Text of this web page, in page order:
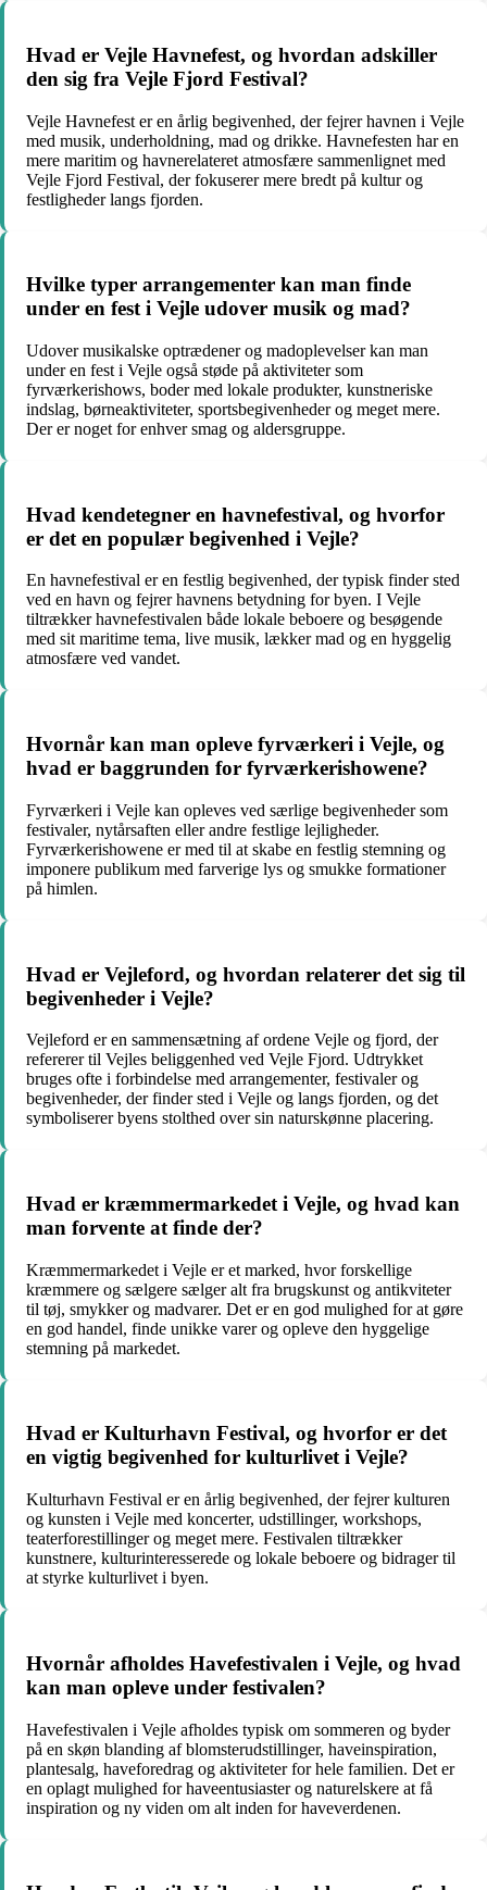
Hvad er Vejle Havnefest, og hvordan adskiller
den sig fra Vejle Fjord Festival?
Vejle Havnefest er en årlig begivenhed, der fejrer havnen i Vejle
med musik, underholdning, mad og drikke. Havnefesten har en
mere maritim og havnerelateret atmosfære sammenlignet med
Vejle Fjord Festival, der fokuserer mere bredt på kultur og
festligheder langs fjorden.
Hvilke typer arrangementer kan man finde
under en fest i Vejle udover musik og mad?
Udover musikalske optrædener og madoplevelser kan man
under en fest i Vejle også støde på aktiviteter som
fyrværkerishows, boder med lokale produkter, kunstneriske
indslag, børneaktiviteter, sportsbegivenheder og meget mere.
Der er noget for enhver smag og aldersgruppe.
Hvad kendetegner en havnefestival, og hvorfor
er det en populær begivenhed i Vejle?
En havnefestival er en festlig begivenhed, der typisk finder sted
ved en havn og fejrer havnens betydning for byen. I Vejle
tiltrækker havnefestivalen både lokale beboere og besøgende
med sit maritime tema, live musik, lækker mad og en hyggelig
atmosfære ved vandet.
Hvornår kan man opleve fyrværkeri i Vejle, og
hvad er baggrunden for fyrværkerishowene?
Fyrværkeri i Vejle kan opleves ved særlige begivenheder som
festivaler, nytårsaften eller andre festlige lejligheder.
Fyrværkerishowene er med til at skabe en festlig stemning og
imponere publikum med farverige lys og smukke formationer
på himlen.
Hvad er Vejleford, og hvordan relaterer det sig til
begivenheder i Vejle?
Vejleford er en sammensætning af ordene Vejle og fjord, der
refererer til Vejles beliggenhed ved Vejle Fjord. Udtrykket
bruges ofte i forbindelse med arrangementer, festivaler og
begivenheder, der finder sted i Vejle og langs fjorden, og det
symboliserer byens stolthed over sin naturskønne placering.
Hvad er kræmmermarkedet i Vejle, og hvad kan
man forvente at finde der?
Kræmmermarkedet i Vejle er et marked, hvor forskellige
kræmmere og sælgere sælger alt fra brugskunst og antikviteter
til tøj, smykker og madvarer. Det er en god mulighed for at gøre
en god handel, finde unikke varer og opleve den hyggelige
stemning på markedet.
Hvad er Kulturhavn Festival, og hvorfor er det
en vigtig begivenhed for kulturlivet i Vejle?
Kulturhavn Festival er en årlig begivenhed, der fejrer kulturen
og kunsten i Vejle med koncerter, udstillinger, workshops,
teaterforestillinger og meget mere. Festivalen tiltrækker
kunstnere, kulturinteresserede og lokale beboere og bidrager til
at styrke kulturlivet i byen.
Hvornår afholdes Havefestivalen i Vejle, og hvad
kan man opleve under festivalen?
Havefestivalen i Vejle afholdes typisk om sommeren og byder
på en skøn blanding af blomsterudstillinger, haveinspiration,
plantesalg, haveforedrag og aktiviteter for hele familien. Det er
en oplagt mulighed for haveentusiaster og naturelskere at få
inspiration og ny viden om alt inden for haveverdenen.